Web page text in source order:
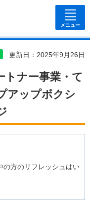
メニュー
更新日：2025年9月26日
トナー事業・て
アップボクシ
の方のリフレッシュはい